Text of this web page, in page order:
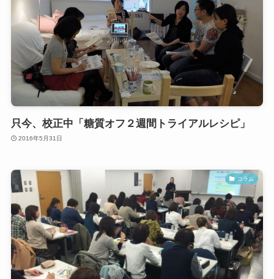
只今、校正中「糖質オフ２週間トライアルレシピ」
2016年5月31日
コラム